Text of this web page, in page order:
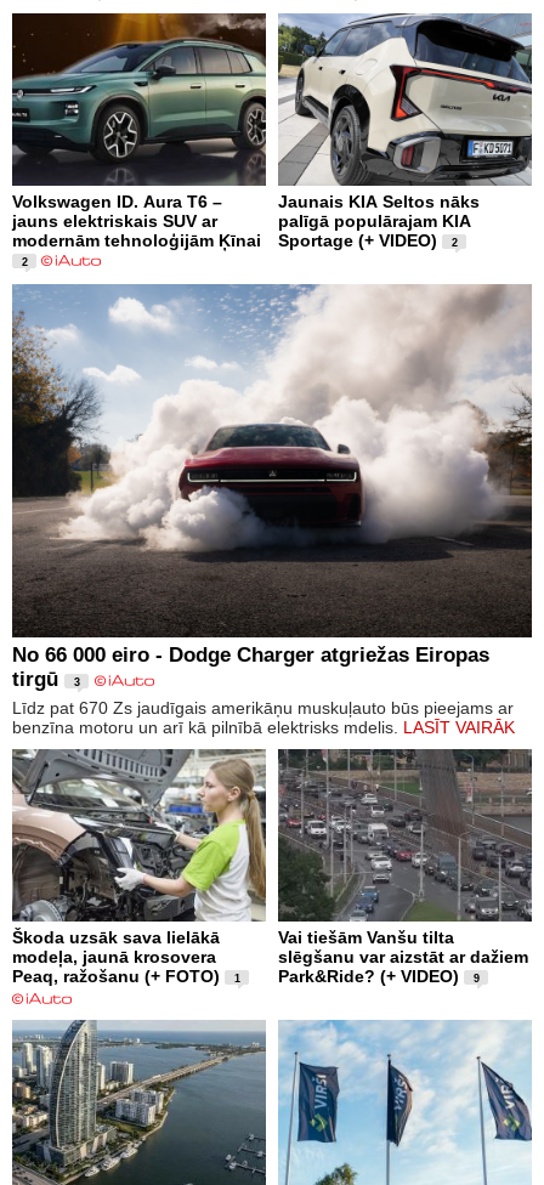
Volkswagen ID. Aura T6 –
jauns elektriskais SUV ar
modernām tehnoloģijām Ķīnai
2
Jaunais KIA Seltos nāks
palīgā populārajam KIA
Sportage (+ VIDEO)
2
No 66 000 eiro - Dodge Charger atgriežas Eiropas
tirgū
3
Līdz pat 670 Zs jaudīgais amerikāņu muskuļauto būs pieejams ar
benzīna motoru un arī kā pilnībā elektrisks mdelis. LASĪT VAIRĀK
Škoda uzsāk sava lielākā
modeļa, jaunā krosovera
Peaq, ražošanu (+ FOTO)
1
Vai tiešām Vanšu tilta
slēgšanu var aizstāt ar dažiem
Park&Ride? (+ VIDEO)
9